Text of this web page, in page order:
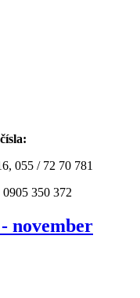
055 / 72 70 781
350 372
november